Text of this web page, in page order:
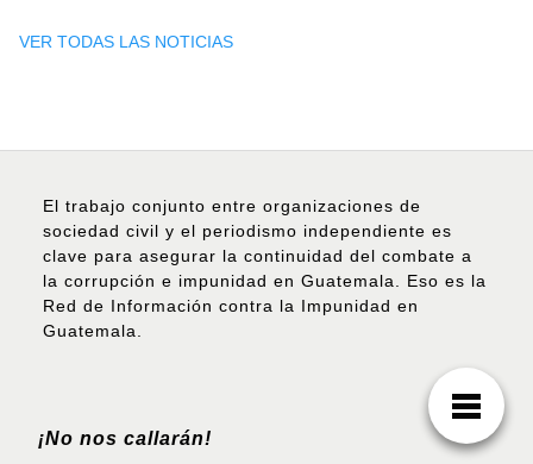
VER TODAS LAS NOTICIAS
El trabajo conjunto entre organizaciones de
sociedad civil y el periodismo independiente es
clave para asegurar la continuidad del combate a
la corrupción e impunidad en Guatemala. Eso es la
Red de Información contra la Impunidad en
Guatemala.
¡No nos callarán!